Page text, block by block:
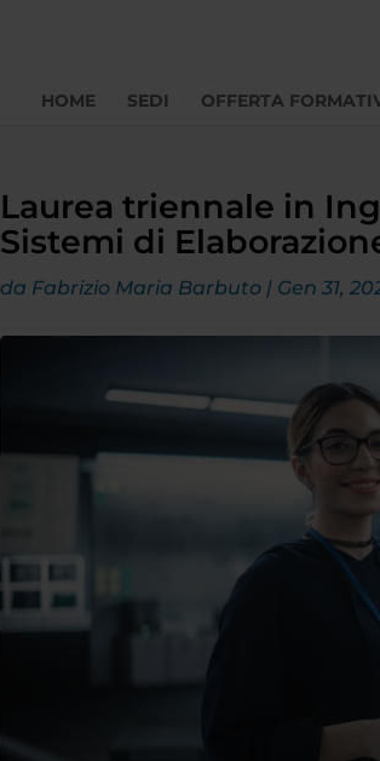
HOME SEDI OFFERTA
Laurea triennale in
Sistemi di
da Fabrizio Maria Barbuto | Gen 31,